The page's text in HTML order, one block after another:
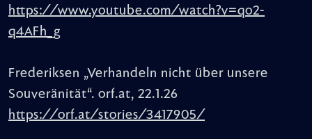
https://www.youtube.com/watch?v=qo2-
q4AFh_g
Frederiksen „Verhandeln nicht über unsere
Souveränität“. orf.at, 22.1.26
https://orf.at/stories/3417905/